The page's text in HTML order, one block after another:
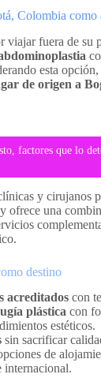
Colombia como
viajar fuera de su
esta
de origen a
factores que lo
y cirujanos
ofrece una
destino
acreditados con
plástica con
estéticos.
sin sacrificar
de
internacional.